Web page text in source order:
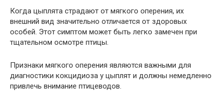
Когда цыплята страдают от мягкого оперения, их
внешний вид значительно отличается от здоровых
особей. Этот симптом может быть легко замечен при
тщательном осмотре птицы.
Признаки мягкого оперения являются важными для
диагностики кокцидиоза у цыплят и должны немедленно
привлечь внимание птицеводов.